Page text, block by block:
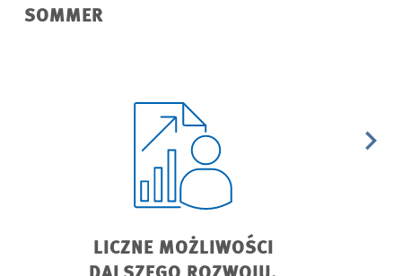
SOMMER
LICZNE MOŻLIWOŚCI